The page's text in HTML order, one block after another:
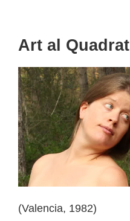
Art al Quadrat
(Valencia, 1982)